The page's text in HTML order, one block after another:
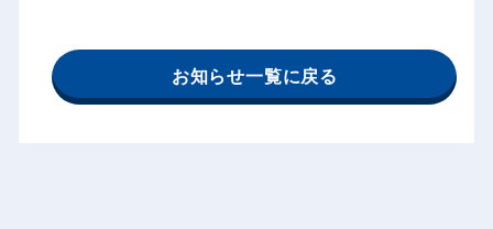
お知らせ一覧に戻る